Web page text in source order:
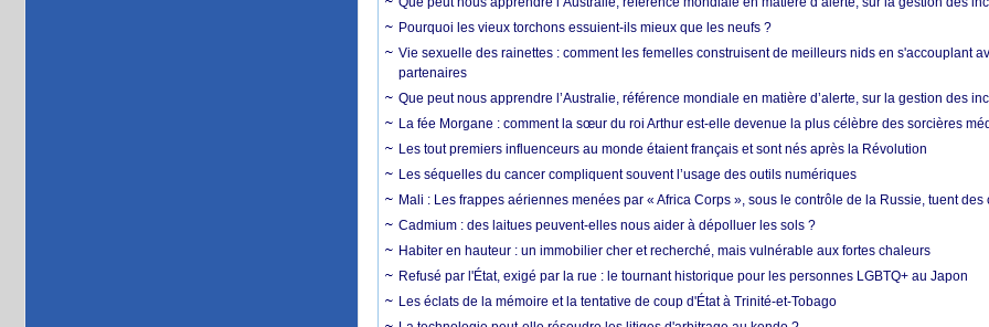
Pourquoi les vieux torchons essuient-ils mieux que les neufs ?
Vie sexuelle des rainettes : comment les femelles construisent de meilleurs nids en s'accouplant
partenaires
Que peut nous apprendre l’Australie, référence mondiale en matière d’alerte, sur la gestion des
La fée Morgane : comment la sœur du roi Arthur est-elle devenue la plus célèbre des sorcières
Les tout premiers influenceurs au monde étaient français et sont nés après la Révolution
Les séquelles du cancer compliquent souvent l’usage des outils numériques
Mali : Les frappes aériennes menées par « Africa Corps », sous le contrôle de la Russie, tuent des
Cadmium : des laitues peuvent-elles nous aider à dépolluer les sols ?
Habiter en hauteur : un immobilier cher et recherché, mais vulnérable aux fortes chaleurs
Refusé par l'État, exigé par la rue : le tournant historique pour les personnes LGBTQ+ au Japon
Les éclats de la mémoire et la tentative de coup d'État à Trinité-et-Tobago